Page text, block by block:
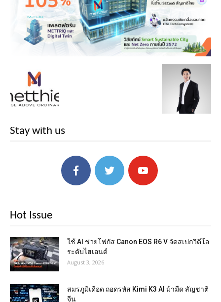
Stay with us
Hot Issue
ใช้ AI ช่วยโฟกัส Canon EOS R6 V จัดสเปกวิดีโอ
ระดับไฮเอนด์
August 3, 2026
สมรภูมิเดือด ถอดรหัส Kimi K3 AI ม้ามืด สัญชาติ
จีน